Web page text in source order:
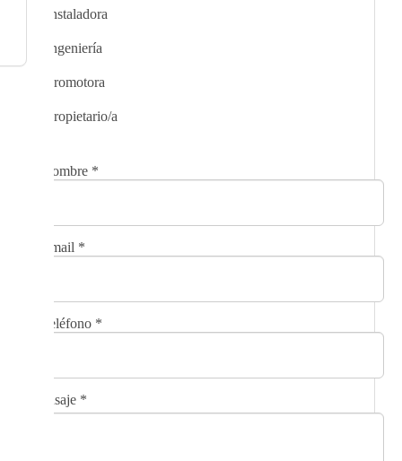
Instaladora
Ingeniería
Promotora
Propietario/a
Nombre *
Email *
Teléfono *
Mensaje *